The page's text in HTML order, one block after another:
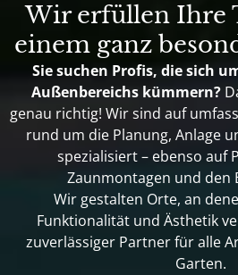
Wir erfüllen Ihre
einem ganz
Sie suchen Profis, die sich
Außenbereichs kümmern?
genau richtig! Wir sind auf
rund um die Planung, Anlage
spezialisiert – ebenso auf
Zaunmontagen und den
Wir gestalten Orte, an
Funktionalität und Ästhetik
zuverlässiger Partner für alle
Garten.